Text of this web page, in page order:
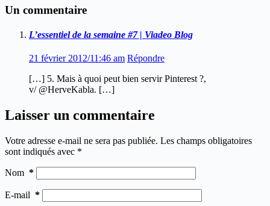
Un commentaire
L’essentiel de la semaine #7 | Viadeo Blog
21 février 2012/11:46 am Répondre
[…] 5. Mais à quoi peut bien servir Pinterest ?,
v/ @HerveKabla. […]
Laisser un commentaire
Votre adresse e-mail ne sera pas publiée. Les champs obligatoires
sont indiqués avec *
Nom *
E-mail *